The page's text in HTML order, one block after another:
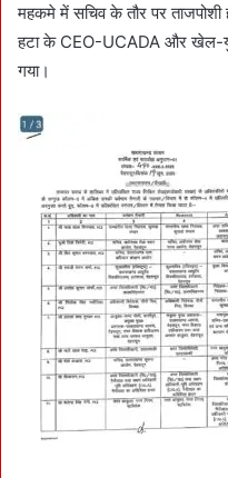
महकमे में सचिव के तौर पर
हटा के CEO-UCADA और खेल-
गया।